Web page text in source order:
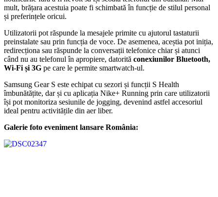
mult, brățara acestuia poate fi schimbată în funcție de stilul personal
și preferințele oricui.
Utilizatorii pot răspunde la mesajele primite cu ajutorul tastaturii
preinstalate sau prin funcția de voce. De asemenea, aceștia pot iniția,
redirecționa sau răspunde la conversații telefonice chiar și atunci
când nu au telefonul în apropiere, datorită conexiunilor Bluetooth,
Wi-Fi și 3G pe care le permite smartwatch-ul.
Samsung Gear S este echipat cu sezori și funcții S Health
îmbunătățite, dar și cu aplicația Nike+ Running prin care utilizatorii
își pot monitoriza sesiunile de jogging, devenind astfel accesoriul
ideal pentru activitățile din aer liber.
Galerie foto eveniment lansare România: